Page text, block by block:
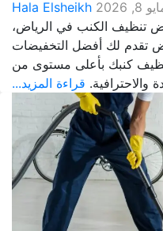
8, 2026
Hala Elsheikh
تنظيف الكنب في الرياض،
تقدم لك أفضل التخفيضات
كنبك بأعلى مستوى من
والاحترافية. قراءة المزيد...